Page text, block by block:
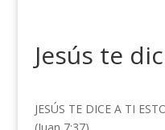
Jesús te
JESÚS TE DICE A TI